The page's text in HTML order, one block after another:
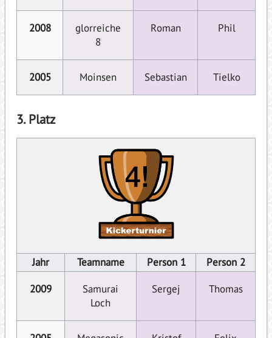
2008
glorreiche
8
Roman Phil
2005 Moinsen Sebastian Tielko
3. Platz
Jahr Teamname Person 1
Person 2
2009
Samurai
Loch
Sergej Thomas